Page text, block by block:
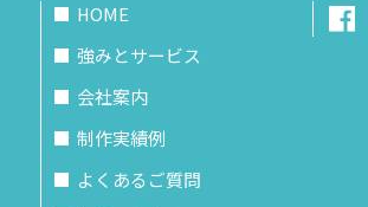
HOME
強みとサービス
会社案内
制作実績例
よくあるご質問